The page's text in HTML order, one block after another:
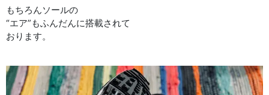
もちろんソールの
“エア”もふんだんに搭載されて
おります。